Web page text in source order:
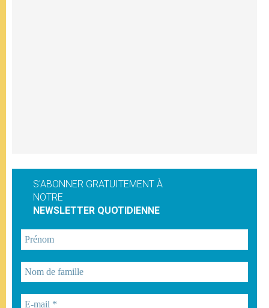
S'ABONNER GRATUITEMENT À
NOTRE
NEWSLETTER QUOTIDIENNE